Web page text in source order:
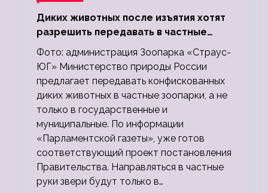
Диких животных после изъятия хотят
разрешить передавать в частные
зоопарки
Фото: администрация Зоопарка «Страус-
ЮГ» Министерство природы России
предлагает передавать конфискованных
диких животных в частные зоопарки, а не
только в государственные и
муниципальные. По информации
«Парламентской газеты», уже готов
соответствующий проект постановления
Правительства. Направляться в частные
руки звери будут только в…